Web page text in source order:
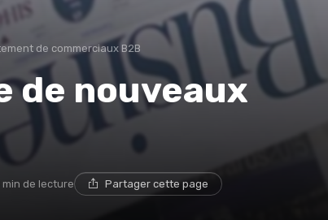
de commerciaux B2B
de nouveaux
min de lecture Partager cette page